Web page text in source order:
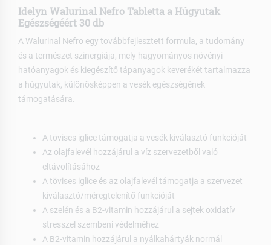
Idelyn Walurinal Nefro Tabletta a Húgyutak
Egészségéért 30 db
A Walurinal Nefro egy továbbfejlesztett formula, a tudomány
és a természet szinergiája, mely hagyományos növényi
hatóanyagok és kiegészítő tápanyagok keverékét tartalmazza
a húgyutak, különösképpen a vesék egészségének
támogatására.
A tövises iglice támogatja a vesék kiválasztó funkcióját
Az olajfalevél hozzájárul a víz szervezetből való
eltávolításához
A tövises iglice és az olajfalevél támogatja a szervezet
kiválasztó/méregtelenítő funkcióját
A szelén és a B2-vitamin hozzájárul a sejtek oxidatív
stresszel szembeni védelméhez
A B2-vitamin hozzájárul a nyálkahártyák normál